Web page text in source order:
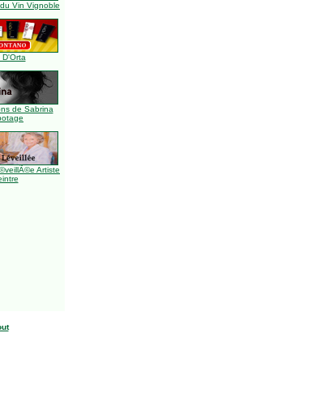
Vin Vignoble
D'Orta
de Sabrina
Artiste